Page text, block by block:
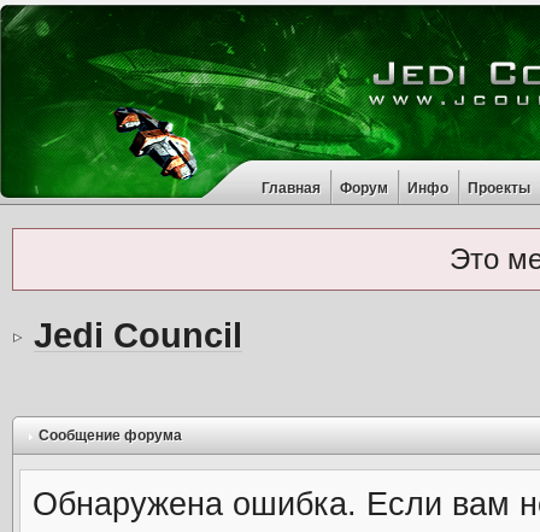
Главная Форум Инфо Проекты
Это
Jedi Council
Сообщение форума
Обнаружена ошибка. Если вам